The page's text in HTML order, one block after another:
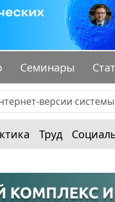
Семинары
Труд